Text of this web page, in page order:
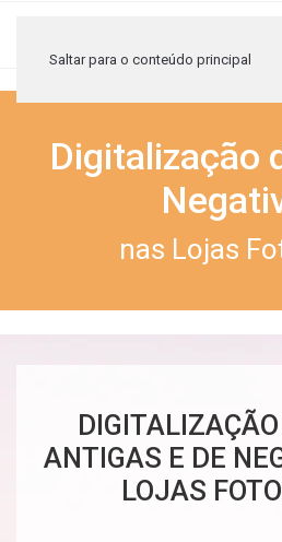
Saltar para o conteúdo principal
Digitalização
nas Lojas
ANTIGAS E DE
LOJAS